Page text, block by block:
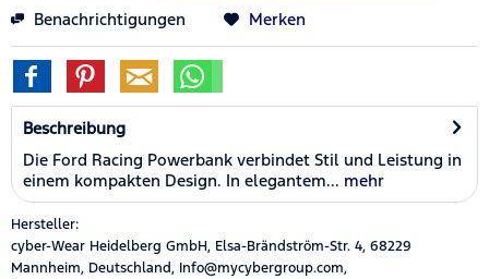
Benachrichtigungen Merken
Beschreibung
Die Ford Racing Powerbank verbindet Stil und Leistung in
einem kompakten Design. In elegantem... mehr
Hersteller:
cyber-Wear Heidelberg GmbH, Elsa-Brändström-Str. 4, 68229
Mannheim, Deutschland, Info@mycybergroup.com,